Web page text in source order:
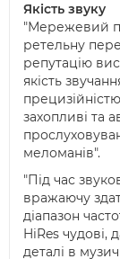
Якість звуку
"Мережевий
ретельну
репутацію
якість
захопливі та
меломанів".
"Під час
вражаючу
діапазон
HiRes чудові,
деталі в